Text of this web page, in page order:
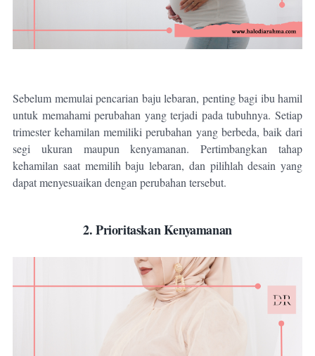
Sebelum memulai pencarian baju lebaran, penting bagi ibu hamil
untuk memahami perubahan yang terjadi pada tubuhnya. Setiap
trimester kehamilan memiliki perubahan yang berbeda, baik dari
segi ukuran maupun kenyamanan. Pertimbangkan tahap
kehamilan saat memilih baju lebaran, dan pilihlah desain yang
dapat menyesuaikan dengan perubahan tersebut.
2. Prioritaskan Kenyamanan